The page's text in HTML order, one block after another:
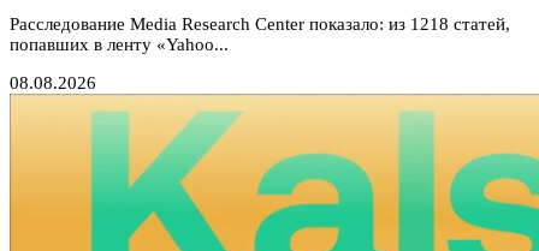
Расследование Media Research Center показало: из 1218 статей,
попавших в ленту «Yahoo...
08.08.2026